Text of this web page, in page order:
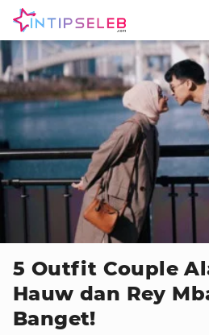
5 Outfit Couple
Hauw dan Rey
Banget!